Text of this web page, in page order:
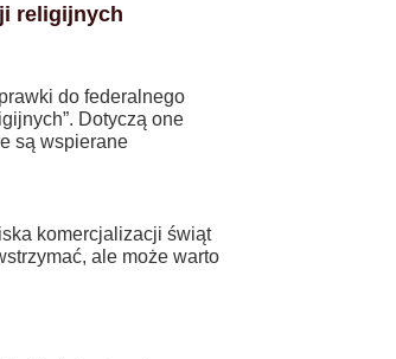
religijnych
do federalnego
Dotyczą one
są wspierane
komercjalizacji świąt
ale może warto